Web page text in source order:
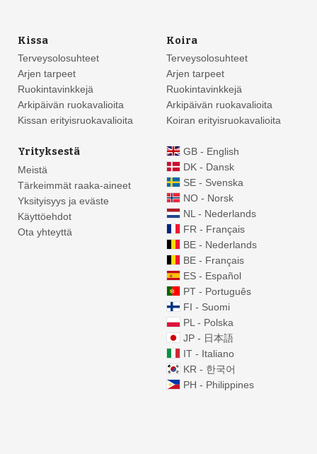
Kissa
Terveysolosuhteet
Arjen tarpeet
Ruokintavinkkejä
Arkipäivän ruokavalioita
Kissan erityisruokavalioita
Koira
Terveysolosuhteet
Arjen tarpeet
Ruokintavinkkejä
Arkipäivän ruokavalioita
Koiran erityisruokavalioita
Yrityksestä
Meistä
Tärkeimmät raaka-aineet
Yksityisyys ja eväste
Käyttöehdot
Ota yhteyttä
GB - English
DK - Dansk
SE - Svenska
NO - Norsk
NL - Nederlands
FR - Français
BE - Nederlands
BE - Français
ES - Español
PT - Português
FI - Suomi
PL - Polska
JP - 日本語
IT - Italiano
KR - 한국어
PH - Philippines